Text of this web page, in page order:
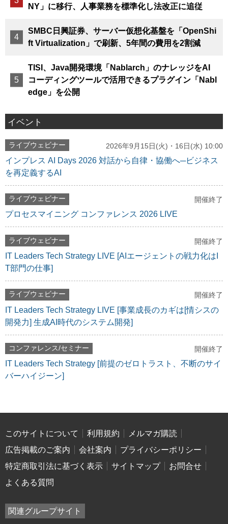
NY」に移行、人事業務を標準化し法改正に追従
SMBC日興証券、サーバー仮想化基盤を「OpenShi
ft Virtualization」で刷新、5年間の費用を2割減
TISI、Java開発環境「Nablarch」のナレッジをAI
コーディングツールで活用できるプラグイン「Nabl
edge」を公開
イベント
ライブウェビナー 2026年9月15日(火)・16日(水) 10:00
インプレス AI Days 2026 対話から自律・協働へ─ビジネス
を再定義するAI
ライブウェビナー 開催終了
プロセスマイニング コンファレンス 2026 LIVE
ライブウェビナー 開催終了
IT Leaders Tech Strategy LIVE [AIエージェントの戦力化はI
T部門の仕事]
ライブウェビナー 開催終了
IT Leaders Tech Strategy LIVE [事業成長のカギは[情シスの
開発力] 生成AI時代のシステム開発]
コンファレンス/セミナー 開催終了
IT Leaders Tech Strategy [前提のゼロトラスト、不断のサイ
バーハイジーン]
このサイトについて 利用規約
メルマガ購読
広告掲載のご案内
会社案内
プライバシーポリシー
特定商取引法に基づく表示
サイトマップ
お問合せ
よくある質問
関連グループサイト